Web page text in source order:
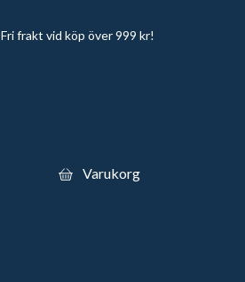
Fri frakt vid köp över 999 kr!
Varukorg